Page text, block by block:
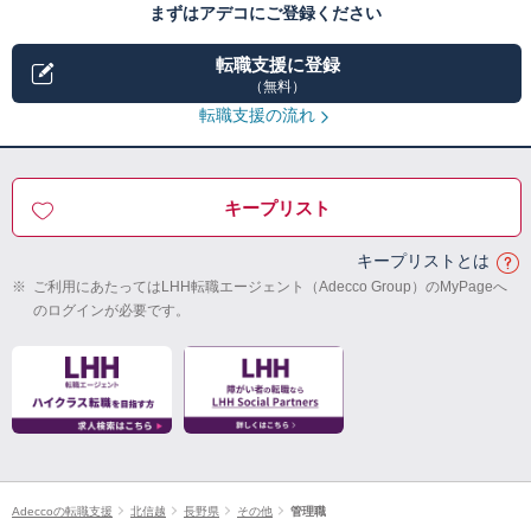
まずはアデコにご登録ください
転職支援に登録
（無料）
転職支援の流れ
キープリスト
キープリストとは
※ ご利用にあたってはLHH転職エージェント（Adecco Group）のMyPageへ
のログインが必要です。
Adeccoの転職支援 北信越 長野県 その他 管理職